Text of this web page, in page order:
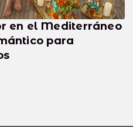
en el Mediterráneo
para